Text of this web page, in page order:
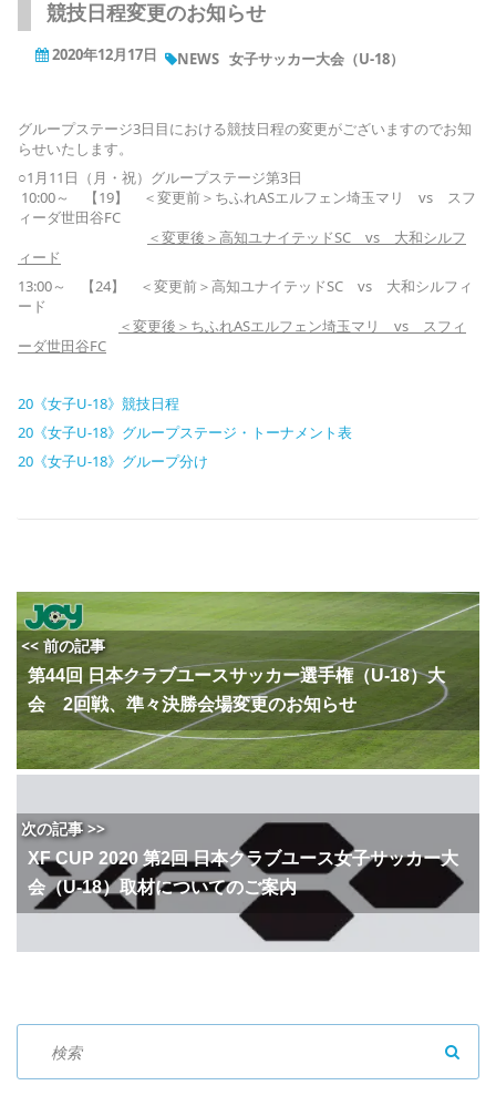
競技日程変更のお知らせ
2020年12月17日 NEWS 女子サッカー大会（U-18）
グループステージ3日目における競技日程の変更がございますのでお知
らせいたします。
○1月11日（月・祝）グループステージ第3日
10:00～ 【19】 ＜変更前＞ちふれASエルフェン埼玉マリ vs スフ
ィーダ世田谷FC
＜変更後＞高知ユナイテッドSC vs 大和シルフ
ィード
13:00～ 【24】 ＜変更前＞高知ユナイテッドSC vs 大和シルフィ
ード
＜変更後＞ちふれASエルフェン埼玉マリ vs スフィ
ーダ世田谷FC
20《女子U-18》競技日程
20《女子U-18》グループステージ・トーナメント表
20《女子U-18》グループ分け
<< 前の記事
第44回 日本クラブユースサッカー選手権（U-18）大
会 2回戦、準々決勝会場変更のお知らせ
次の記事 >>
XF CUP 2020 第2回 日本クラブユース女子サッカー大
会（U-18）取材についてのご案内